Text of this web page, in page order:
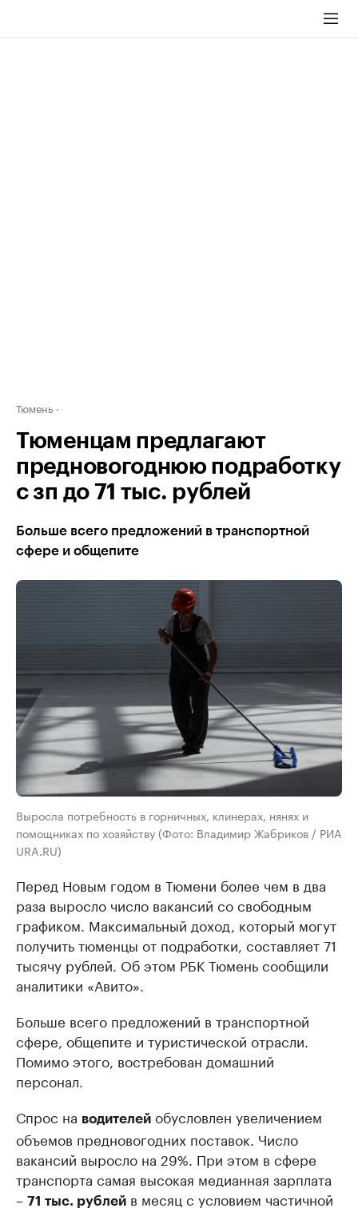
Тюмень
Тюменцам предлагают
предновогоднюю подработку
с зп до 71 тыс. рублей
Больше всего предложений в транспортной
сфере и общепите
Выросла потребность в горничных, клинерах, нянях и
помощниках по хозяйству (Фото: Владимир Жабриков / РИА
URA.RU)
Перед Новым годом в Тюмени более чем в два
раза выросло число вакансий со свободным
графиком. Максимальный доход, который могут
получить тюменцы от подработки, составляет 71
тысячу рублей. Об этом РБК Тюмень сообщили
аналитики «Авито».
Больше всего предложений в транспортной
сфере, общепите и туристической отрасли.
Помимо этого, востребован домашний
персонал.
Спрос на водителей обусловлен увеличением
объемов предновогодних поставок. Число
вакансий выросло на 29%. При этом в сфере
транспорта самая высокая медианная зарплата
– 71 тыс. рублей в месяц с условием частичной